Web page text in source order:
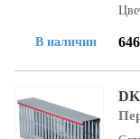
В наличии